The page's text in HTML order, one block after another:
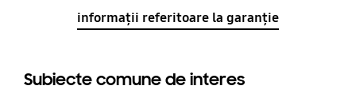
clasa F, All-Around
informații referitoare la garanție
Subiecte comune de interes